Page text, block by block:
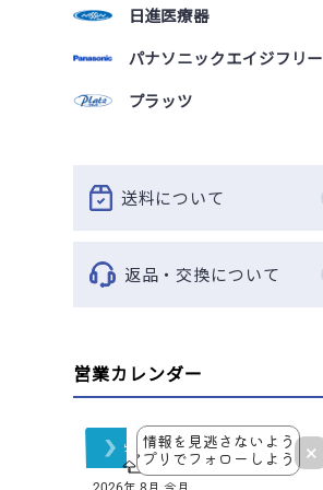
日進医療器
パナソニックエイジフリー
プラッツ
送料について
返品・交換について
営業カレンダー